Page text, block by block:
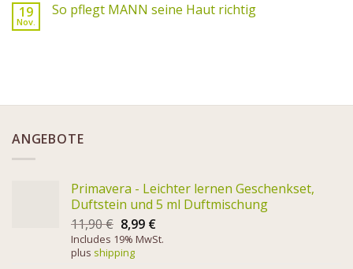
19
Nov.
So pflegt MANN seine Haut richtig
ANGEBOTE
Primavera - Leichter lernen Geschenkset,
Duftstein und 5 ml Duftmischung
11,90€ 8,99 €
Includes 19% MwSt.
plus shipping